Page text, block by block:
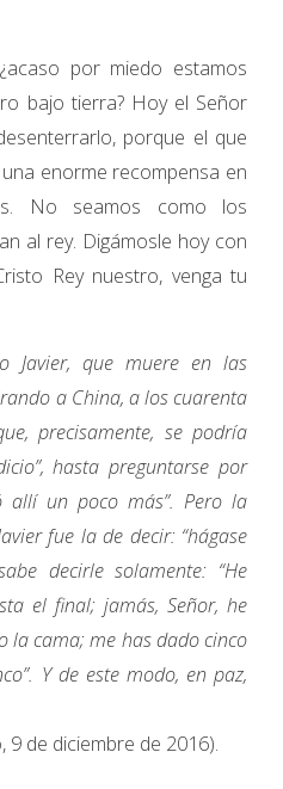
por miedo estamos
bajo tierra? Hoy el Señor
porque el que
enorme recompensa en
No seamos como los
al rey. Digámosle hoy con
Rey nuestro, venga tu
Javier, que muere en las
a China, a los cuarenta
precisamente, se podría
hasta preguntarse por
allí un poco más”. Pero la
fue la de decir: “hágase
decirle solamente: “He
el final; jamás, Señor, he
la cama; me has dado cinco
Y de este modo, en paz,
9 de diciembre de 2016).